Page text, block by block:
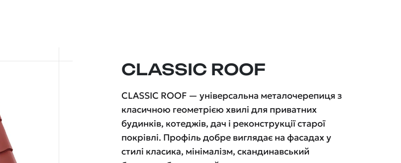
CLASSIC ROOF
CLASSIC ROOF — універсальна металочерепиця з
класичною геометрією хвилі для приватних
будинків, котеджів, дач і реконструкції старої
покрівлі. Профіль добре виглядає на фасадах у
стилі класика, мінімалізм, скандинавський